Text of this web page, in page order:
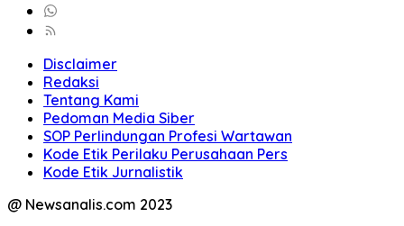
Disclaimer
Redaksi
Tentang Kami
Pedoman Media Siber
SOP Perlindungan Profesi Wartawan
Kode Etik Perilaku Perusahaan Pers
Kode Etik Jurnalistik
@ Newsanalis.com 2023